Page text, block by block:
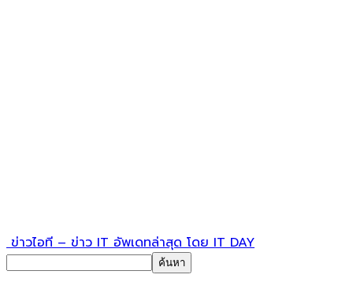
ข่าวไอที – ข่าว IT อัพเดทล่าสุด โดย IT DAY